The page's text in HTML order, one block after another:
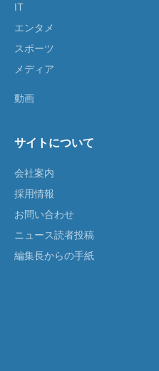
IT
エンタメ
スポーツ
メディア
動画
サイトについて
会社案内
採用情報
お問い合わせ
ニュース読者投稿
編集長からの手紙